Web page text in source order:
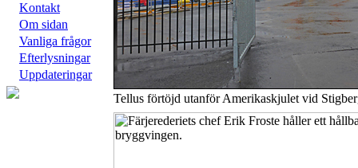
Kontakt
Om sidan
Vanliga frågor
Efterlysningar
Uppdateringar
Tellus förtöjd utanför Amerikaskjulet vid